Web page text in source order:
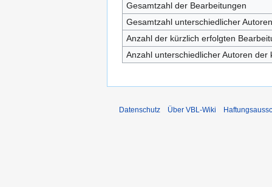
Gesamtzahl der Bearbeitungen
Gesamtzahl unterschiedlicher Autoren
Anzahl der kürzlich erfolgten
Anzahl unterschiedlicher Autoren
Datenschutz Über VBL-Wiki